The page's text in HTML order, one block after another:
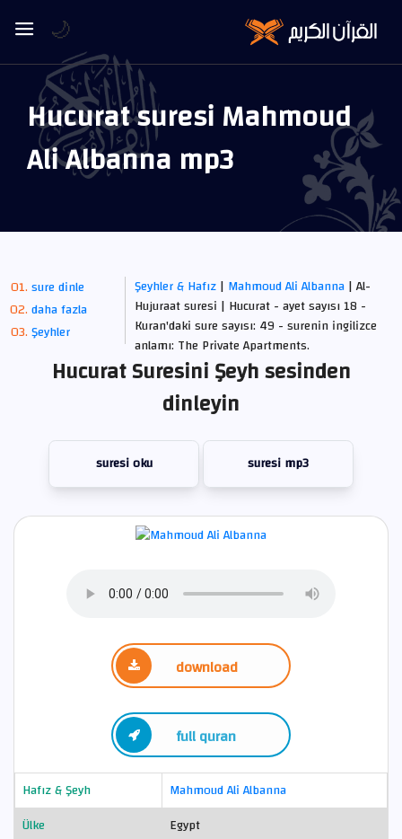
Hucurat suresi Mahmoud
Ali Albanna mp3
sure dinle
daha fazla
Şeyhler
Şeyhler & Hafız| Mahmoud Ali Albanna| Al-
Hujuraat suresi | Hucurat - ayet sayısı 18 -
Kuran'daki sure sayısı: 49 - surenin ingilizce
anlamı: The Private Apartments.
Hucurat Suresini Şeyh sesinden
dinleyin
suresi oku suresi mp3
download
full quran
Hafız & Şeyh
Mahmoud Ali Albanna
Ülke
Egypt
🌙